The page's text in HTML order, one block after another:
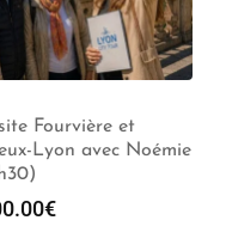
Fourvière et
Lyon avec Noémie
€